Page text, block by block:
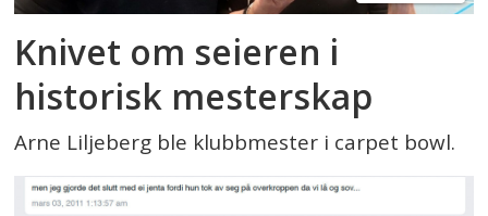
Knivet om seieren i
historisk mesterskap
Arne Liljeberg ble klubbmester i carpet bowl.